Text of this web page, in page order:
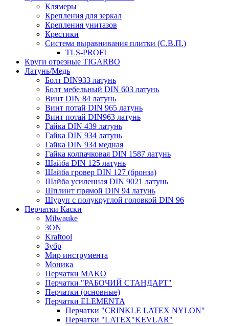
Клямеры
Крепления для зеркал
Крепления унитазов
Крестики
Система выравнивания плитки (С.В.П.)
TLS-PROFI
Круги отрезные TIGARBO
Латунь/Медь
Болт DIN933 латунь
Болт мебельный DIN 603 латунь
Винт DIN 84 латунь
Винт потай DIN 965 латунь
Винт потай DIN963 латунь
Гайка DIN 439 латунь
Гайка DIN 934 латунь
Гайка DIN 934 медная
Гайка колпачковая DIN 1587 латунь
Шайба DIN 125 латунь
Шайба гровер DIN 127 (бронза)
Шайба усиленная DIN 9021 латунь
Шплинт прямой DIN 94 латунь
Шуруп с полукруглой головкой DIN 96
Перчатки Каски
Milwauke
3ON
Kraftool
Зубр
Мир инструмента
Моника
Перчатки MAKO
Перчатки "РАБОЧИЙ СТАНДАРТ"
Перчатки (основные)
Перчатки ELEMENTA
Перчатки "CRINKLE LATEX NYLON"
Перчатки "LATEX"KEVLAR"